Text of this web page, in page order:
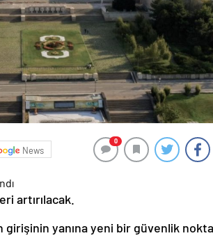
News
0
artırılacak.
yanına yeni bir güvenlik